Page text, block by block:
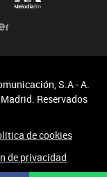
S.A - A.
Reservados
de cookies
de privacidad